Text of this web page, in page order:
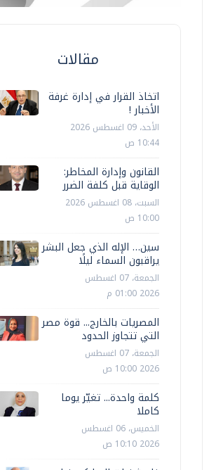
مقالات
اتخاذ القرار في إدارة غرفة
الأخبار !
الأحد، 09 اغسطس 2026
10:44 ص
القانون وإدارة المخاطر:
الوقاية قبل كلفة الضرر
السبت، 08 اغسطس 2026
10:00 ص
سين… الإله الذي جعل البشر
يراقبون السماء ليلًا
الجمعة، 07 اغسطس
2026 01:00 م
المصريات بالخارج... قوة مصر
التي تتجاوز الحدود
الجمعة، 07 اغسطس
2026 10:00 ص
كلمة واحدة... تغيّر يوما
كاملا
الخميس، 06 اغسطس
2026 10:10 ص